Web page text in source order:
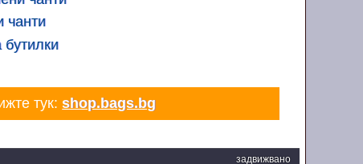
чанти
бутилки
тук:shop.bags.bg
задвижвано